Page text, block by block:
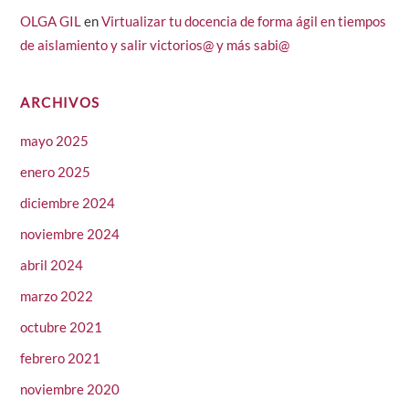
OLGA GILenVirtualizar tu docencia de forma ágil en tiempos
de aislamiento y salir victorios@ y más sabi@
ARCHIVOS
mayo 2025
enero 2025
diciembre 2024
noviembre 2024
abril 2024
marzo 2022
octubre 2021
febrero 2021
noviembre 2020